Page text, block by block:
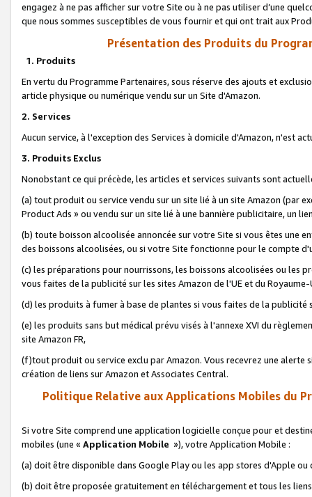
engagez à ne pas afficher sur votre Site ou à ne pas utiliser d’une
que nous sommes susceptibles de vous fournir et qui ont trait aux
Présentation des Produits du
1. Produits
En vertu du Programme Partenaires, sous réserve des ajouts et
article physique ou numérique vendu sur un Site d'Amazon.
2. Services
Aucun service, à l'exception des Services à domicile d'Amazon, n'est
3. Produits Exclus
Nonobstant ce qui précède, les articles et services suivants sont
(a) tout produit ou service vendu sur un site lié à un site Amazon (par
Product Ads » ou vendu sur un site lié à une bannière publicitaire, un
(b) toute boisson alcoolisée annoncée sur votre Site si vous êtes une
des boissons alcoolisées, ou si votre Site fonctionne pour le compte
(c) les préparations pour nourrissons, les boissons alcoolisées ou les
vous faites de la publicité sur les sites Amazon de l'UE et du Royaume-
(d) les produits à fumer à base de plantes si vous faites de la publicité
(e) les produits sans but médical prévu visés à l'annexe XVI du
site Amazon FR,
(f)tout produit ou service exclu par Amazon. Vous recevrez une alerte
création de liens sur Amazon et Associates Central.
Politique Relative aux Applications Mobiles du
Si votre Site comprend une application logicielle conçue pour et
mobiles (une « Application Mobile »), votre Application Mobile :
(a) doit être disponible dans Google Play ou les app stores d'Apple ou
(b) doit être proposée gratuitement en téléchargement et tous les